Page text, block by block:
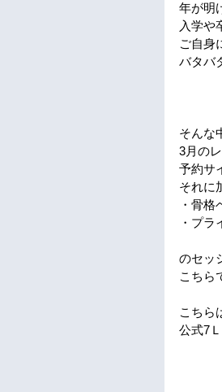
年が明
入学や
ご自身
バタバ
そんな
3月の
予約サ
それに
・骨格
・プ
のセッ
こちら
こちら
公式7